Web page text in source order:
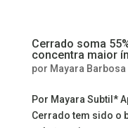
Cerrado soma
concentra maior
por Mayara Barbosa
Por Mayara Subtil*
Cerrado tem sido o